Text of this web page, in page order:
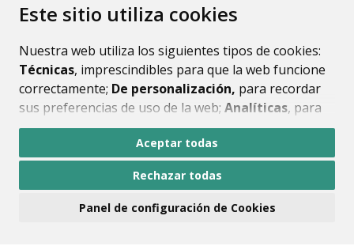
Este sitio utiliza cookies
Nuestra web utiliza los siguientes tipos de cookies:
Técnicas, imprescindibles para que la web funcione
correctamente; De personalización, para recordar
sus preferencias de uso de la web; Analíticas, para
mejorar el funcionamiento de la web y sus servicios.
Si acepta pulsando el botón“Aceptar todas”
consideramos que acepta su uso. Si pulsa el botón
ninguna acción, se guardarán las cookies técnicas
Aceptar todas
Rechazar todas
Panel de configuración de Cookies